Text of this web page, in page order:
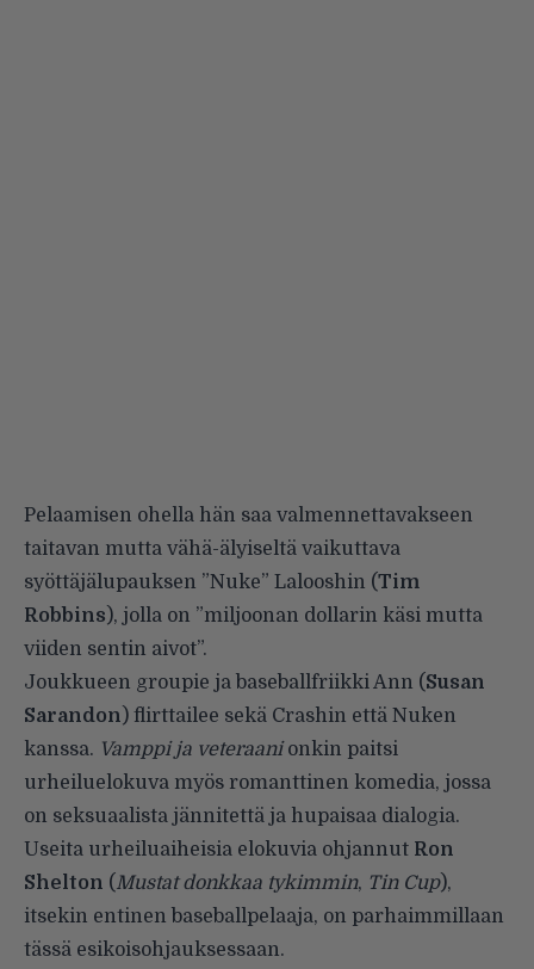
Pelaamisen ohella hän saa valmennettavakseen
taitavan mutta vähä-älyiseltä vaikuttava
syöttäjälupauksen ”Nuke” Lalooshin (Tim
Robbins), jolla on ”miljoonan dollarin käsi mutta
viiden sentin aivot”.
Joukkueen groupie ja baseballfriikki Ann (Susan
Sarandon) flirttailee sekä Crashin että Nuken
kanssa. Vamppi ja veteraanionkin paitsi
urheiluelokuva myös romanttinen komedia, jossa
on seksuaalista jännitettä ja hupaisaa dialogia.
Useita urheiluaiheisia elokuvia ohjannut Ron
Shelton (Mustat donkkaa tykimmin, Tin Cup),
itsekin entinen baseballpelaaja, on parhaimmillaan
tässä esikoisohjauksessaan.